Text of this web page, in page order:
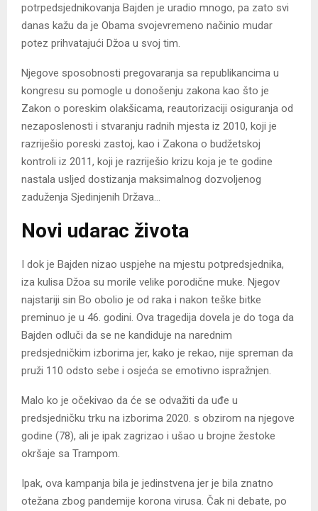
potrpedsjednikovanja Bajden je uradio mnogo, pa zato svi
danas kažu da je Obama svojevremeno načinio mudar
potez prihvatajući Džoa u svoj tim.
Njegove sposobnosti pregovaranja sa republikancima u
kongresu su pomogle u donošenju zakona kao što je
Zakon o poreskim olakšicama, reautorizaciji osiguranja od
nezaposlenosti i stvaranju radnih mjesta iz 2010, koji je
razriješio poreski zastoj, kao i Zakona o budžetskoj
kontroli iz 2011, koji je razriješio krizu koja je te godine
nastala usljed dostizanja maksimalnog dozvoljenog
zaduženja Sjedinjenih Država…
Novi udarac života
I dok je Bajden nizao uspjehe na mjestu potpredsjednika,
iza kulisa Džoa su morile velike porodične muke. Njegov
najstariji sin Bo obolio je od raka i nakon teške bitke
preminuo je u 46. godini. Ova tragedija dovela je do toga da
Bajden odluči da se ne kandiduje na narednim
predsjedničkim izborima jer, kako je rekao, nije spreman da
pruži 110 odsto sebe i osjeća se emotivno ispražnjen.
Malo ko je očekivao da će se odvažiti da uđe u
predsjedničku trku na izborima 2020. s obzirom na njegove
godine (78), ali je ipak zagrizao i ušao u brojne žestoke
okršaje sa Trampom.
Ipak, ova kampanja bila je jedinstvena jer je bila znatno
otežana zbog pandemije korona virusa. Čak ni debate, po